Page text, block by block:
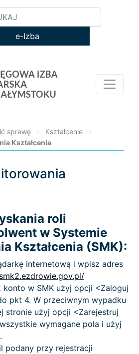
e-Izba
sprawę > Kształcenie
>
Kształcenia
roli
w Systemie
Kształcenia (SMK):
internetową i wpisz adres
konto w SMK użyj opcji <Zaloguj
pkt 4. W przeciwnym wypadku
stronie użyj opcji <Zarejestruj
wymagane pola i użyj
podany przy rejestracji